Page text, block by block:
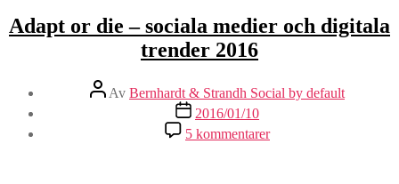
Adapt or die – sociala medier och digitala
trender 2016
Inläggsförfattare
Av Bernhardt & Strandh Social by default
Inläggsdatum
2016/01/10
5 kommentarertill
Adapt